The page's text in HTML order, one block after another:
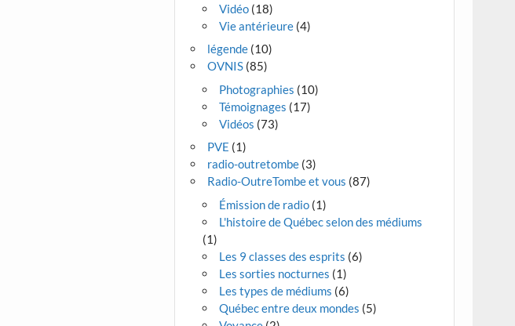
Vidéo (18)
Vie antérieure (4)
légende (10)
OVNIS (85)
Photographies (10)
Témoignages (17)
Vidéos (73)
PVE (1)
radio-outretombe (3)
Radio-OutreTombe et vous (87)
Émission de radio (1)
L'histoire de Québec selon des médiums
(1)
Les 9 classes des esprits (6)
Les sorties nocturnes (1)
Les types de médiums (6)
Québec entre deux mondes (5)